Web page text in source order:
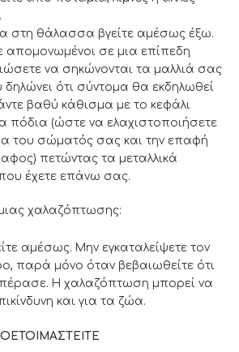
στη θάλασσα βγείτε αμέσως έξω.
απομονωμένοι σε μια επίπεδη
να σηκώνονται τα μαλλιά σας
δηλώνει ότι σύντομα θα εκδηλωθεί
βαθύ κάθισμα με το κεφάλι
πόδια (ώστε να ελαχιστοποιήσετε
του σώματός σας και την επαφή
πετώντας τα μεταλλικά
που έχετε επάνω σας.
χαλαζόπτωσης:
αμέσως. Μην εγκαταλείψετε τον
παρά μόνο όταν βεβαιωθείτε ότι
πέρασε. Η χαλαζόπτωση μπορεί να
και για τα ζώα.